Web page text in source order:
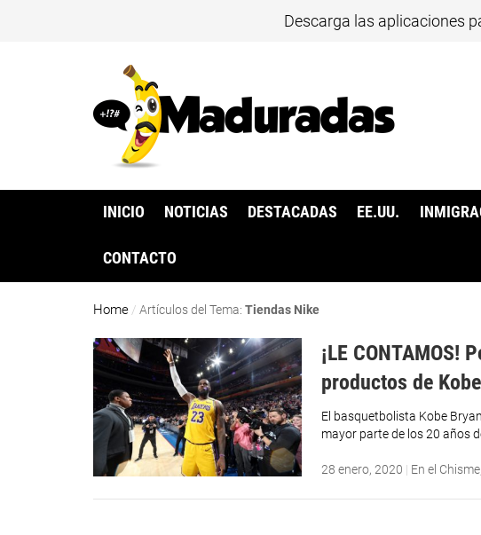
Descarga las aplicaciones
INICIO NOTICIAS DESTACADAS EE.UU.
CONTACTO
Home /Artículos del Tema:Tiendas Nike
¡LE CONTAMOS!
productos de
El basquetbolista Kobe
mayor parte de los 20 años
28 enero, 2020 | En el Chisme